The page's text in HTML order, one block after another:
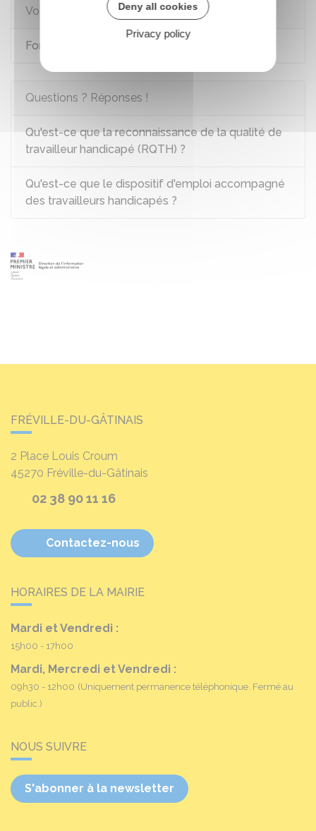
Voir aussi
Formation des personnes handicapées
Questions ? Réponses !
Qu'est-ce que la reconnaissance de la qualité de
travailleur handicapé (RQTH) ?
Qu'est-ce que le dispositif d'emploi accompagné
des travailleurs handicapés ?
FRÉVILLE-DU-GÂTINAIS
2 Place Louis Croum
45270 Fréville-du-Gâtinais
02 38 90 11 16
Contactez-nous
HORAIRES DE LA MAIRIE
Mardi et Vendredi :
15h00 - 17h00
Mardi, Mercredi et Vendredi :
09h30 - 12h00 (Uniquement permanence téléphonique. Fermé au
public.)
NOUS SUIVRE
S'abonner à la newsletter
Deny all cookies
Privacy policy